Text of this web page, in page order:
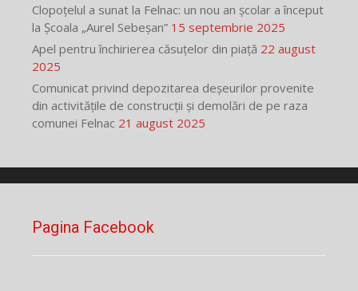
Clopoțelul a sunat la Felnac: un nou an școlar a început
la Școala „Aurel Sebeșan” 15 septembrie 2025
Apel pentru închirierea căsuțelor din piață 22 august
2025
Comunicat privind depozitarea deșeurilor provenite
din activitățile de construcții și demolări de pe raza
comunei Felnac 21 august 2025
Pagina Facebook